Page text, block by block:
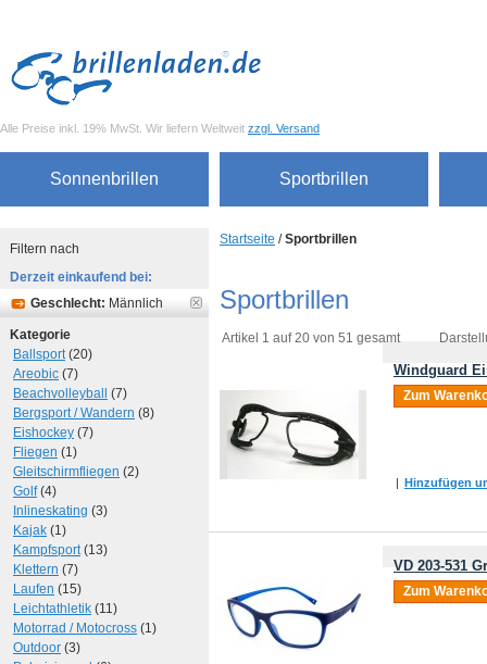
Alle Preise inkl. 19% MwSt. Wir liefern Weltweit zzgl. Versand
Sonnenbrillen Sportbrillen
Startseite /Sportbrillen
Sportbrillen
Artikel 1 auf 20 von 51 gesamt
Windguard
Zum
| Hinzufügen
VD 203-531
Zum
Filtern nach
Derzeit einkaufend bei:
Geschlecht: Männlich
Kategorie
Ballsport(20)
Areobic (7)
Beachvolleyball
(7)
Bergsport / Wandern (8)
Eishockey (7)
Fliegen (1)
Gleitschirmfliegen (2)
Golf(4)
Inlineskating (3)
Kajak (1)
Kampfsport(13)
Klettern (7)
Laufen (15)
Leichtathletik (11)
Motorrad / Motocross (1)
Outdoor (3)